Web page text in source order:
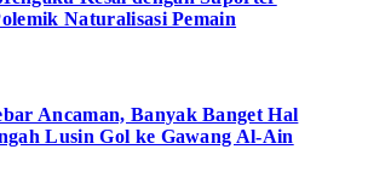
Naturalisasi Pemain
Ancaman, Banyak Banget Hal
Lusin Gol ke Gawang Al-Ain